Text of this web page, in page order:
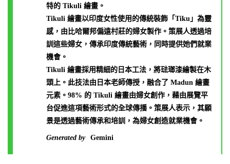
特的 Tikuli 繪畫。
Tikuli 繪畫以印度女性使用的傳統裝飾「Tiku」為靈
感，由比哈爾邦偏遠村莊的婦女製作。策展人透過培
訓這些婦女，傳承印度傳統藝術，同時提供她們就業
機會。
Tikuli 繪畫採用精細的日本工法，將琺瑯漆繪製在木
頭上。此技法由日本老師傳授，融合了 Madun 繪畫
元素。98% 的 Tikuli 繪畫由婦女創作，藉由展覽平
台促進這項藝術形式的全球傳播。策展人表示，其願
景是透過藝術傳承和培訓，為婦女創造就業機會。
Generated by Gemini